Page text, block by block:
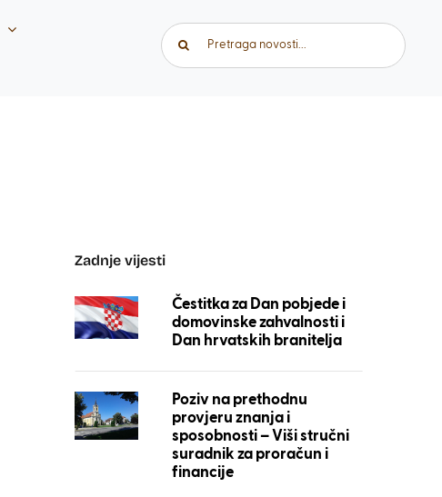
Traži...
Zadnje vijesti
Čestitka za Dan pobjede i
domovinske zahvalnosti i
Dan hrvatskih branitelja
Poziv na prethodnu
provjeru znanja i
sposobnosti – Viši stručni
suradnik za proračun i
financije